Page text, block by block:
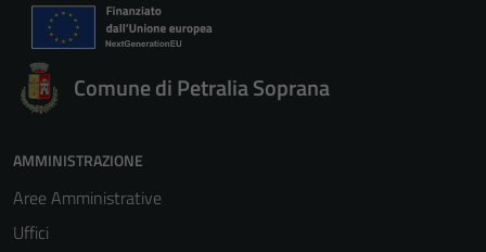
Comune di Petralia Soprana
AMMINISTRAZIONE
Aree Amministrative
Uffici